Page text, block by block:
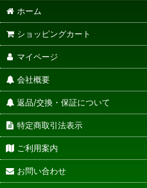
ホーム
ショッピングカート
マイページ
会社概要
返品/交換・保証について
特定商取引法表示
ご利用案内
お問い合わせ